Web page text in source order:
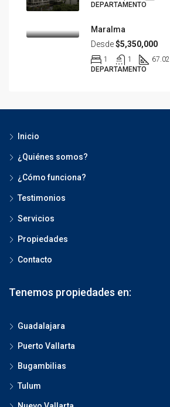
DEPARTAMENTO
Maralma
Desde$5,350,000
1 1 67.02
DEPARTAMENTO
Inicio
¿Quiénes somos?
¿Cómo funciona?
Testimonios
Servicios
Propiedades
Contacto
Tenemos propiedades en:
Guadalajara
Puerto Vallarta
Bugambilias
Tulum